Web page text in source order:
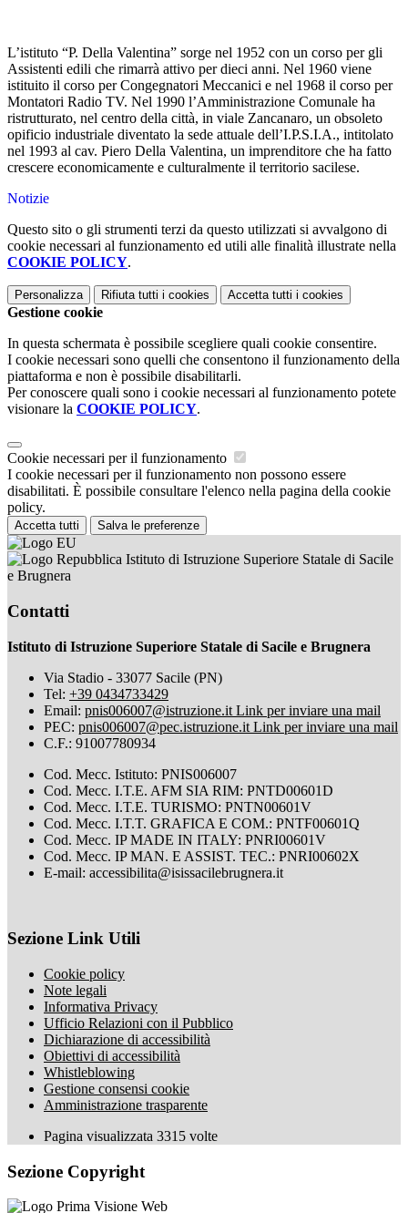
L’istituto “P. Della Valentina” sorge nel 1952 con un corso per gli
Assistenti edili che rimarrà attivo per dieci anni. Nel 1960 viene
istituito il corso per Congegnatori Meccanici e nel 1968 il corso per
Montatori Radio TV. Nel 1990 l’Amministrazione Comunale ha
ristrutturato, nel centro della città, in viale Zancanaro, un obsoleto
opificio industriale diventato la sede attuale dell’I.P.S.I.A., intitolato
nel 1993 al cav. Piero Della Valentina, un imprenditore che ha fatto
crescere economicamente e culturalmente il territorio sacilese.
Notizie
Questo sito o gli strumenti terzi da questo utilizzati si avvalgono di
cookie necessari al funzionamento ed utili alle finalità illustrate nella
COOKIE POLICY.
Personalizza Rifiuta tutti i cookies Accetta tutti i cookies
Gestione cookie
In questa schermata è possibile scegliere quali cookie consentire.
I cookie necessari sono quelli che consentono il funzionamento della
piattaforma e non è possibile disabilitarli.
Per conoscere quali sono i cookie necessari al funzionamento potete
visionare la COOKIE POLICY.
Cookie necessari per il funzionamento
I cookie necessari per il funzionamento non possono essere
disabilitati. È possibile consultare l'elenco nella pagina della cookie
policy.
Accetta tutti Salva le preferenze
Istituto di Istruzione Superiore Statale di Sacile
e Brugnera
Contatti
Istituto di Istruzione Superiore Statale di Sacile e Brugnera
Via Stadio - 33077 Sacile (PN)
Tel: +39 0434733429
Email: pnis006007@istruzione.it Link per inviare una mail
PEC: pnis006007@pec.istruzione.it Link per inviare una mail
C.F.: 91007780934
Cod. Mecc. Istituto: PNIS006007
Cod. Mecc. I.T.E. AFM SIA RIM: PNTD00601D
Cod. Mecc. I.T.E. TURISMO: PNTN00601V
Cod. Mecc. I.T.T. GRAFICA E COM.: PNTF00601Q
Cod. Mecc. IP MADE IN ITALY: PNRI00601V
Cod. Mecc. IP MAN. E ASSIST. TEC.: PNRI00602X
E-mail: accessibilita@isissacilebrugnera.it
Sezione Link Utili
Cookie policy
Note legali
Informativa Privacy
Ufficio Relazioni con il Pubblico
Dichiarazione di accessibilità
Obiettivi di accessibilità
Whistleblowing
Gestione consensi cookie
Amministrazione trasparente
Pagina visualizzata 3315 volte
Sezione Copyright